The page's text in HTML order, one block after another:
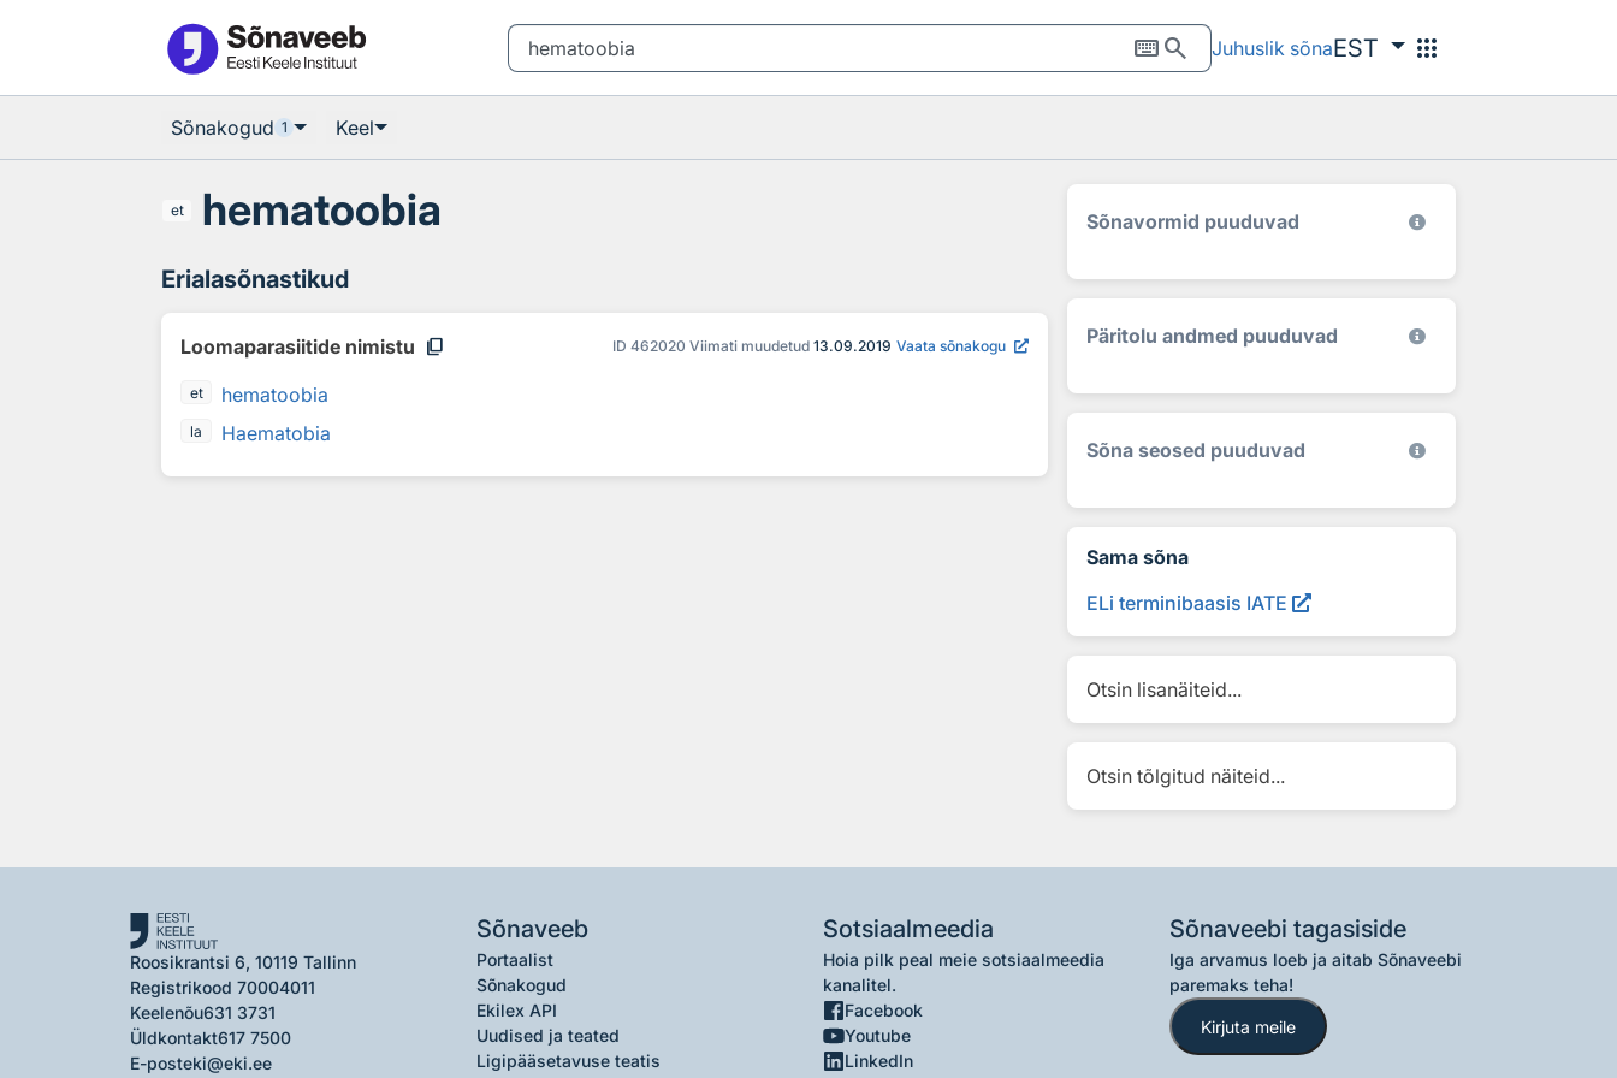
keyboardsearch Juhuslik sõnaEST apps
Sõnakogud 1 Keel
et hematoobia
Erialasõnastikud
Loomaparasiitide nimistu content_copy ID 462020 Viimati muudetud 13.09.2019 Vaata sõnakogu
et hematoobia
la Haematobia
Sõnavormid puuduvad
Päritolu andmed puuduvad
Sõna seosed puuduvad
Sama sõna
ELi terminibaasis IATE
Otsin lisanäiteid...
Otsin tõlgitud näiteid...
Roosikrantsi 6, 10119 Tallinn
Registrikood 70004011
Keelenõu631 3731
Üldkontakt617 7500
E-posteki@eki.ee
Sõnaveeb
Portaalist
Sõnakogud
Ekilex API
Uudised ja teated
Ligipääsetavuse teatis
Sotsiaalmeedia
Hoia pilk peal meie sotsiaalmeedia
kanalitel.
Facebook
Youtube
LinkedIn
Sõnaveebi tagasiside
Iga arvamus loeb ja aitab Sõnaveebi
paremaks teha!
Kirjuta meile